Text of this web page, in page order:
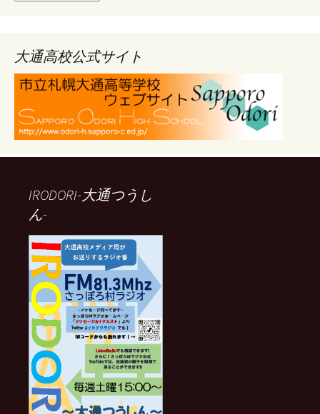
ブ
大通高校公式サイト
IRODORI-大通つうし
ん-